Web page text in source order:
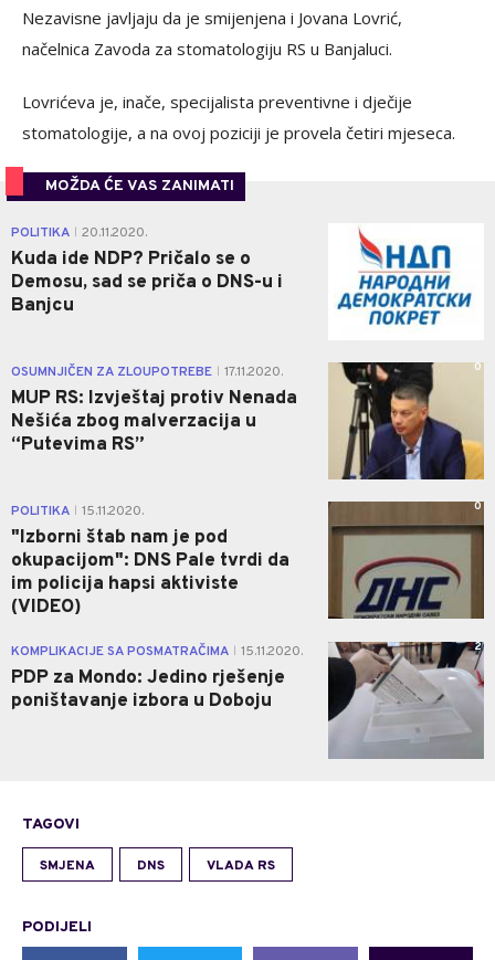
Nezavisne javljaju da je smijenjena i Jovana Lovrić,
načelnica Zavoda za stomatologiju RS u Banjaluci.
Lovrićeva je, inače, specijalista preventivne i dječije
stomatologije, a na ovoj poziciji je provela četiri mjeseca.
MOŽDA ĆE VAS ZANIMATI
POLITIKA 20.11.2020.
Kuda ide NDP? Pričalo se o
Demosu, sad se priča o DNS-u i
Banjcu
OSUMNJIČEN ZA ZLOUPOTREBE 17.11.2020.
MUP RS: Izvještaj protiv Nenada
Nešića zbog malverzacija u
“Putevima RS”
0
POLITIKA 15.11.2020.
"Izborni štab nam je pod
okupacijom": DNS Pale tvrdi da
im policija hapsi aktiviste
(VIDEO)
0
KOMPLIKACIJE SA POSMATRAČIMA 15.11.2020.
PDP za Mondo: Jedino rješenje
poništavanje izbora u Doboju
2
TAGOVI
SMJENA DNS VLADA RS
PODIJELI